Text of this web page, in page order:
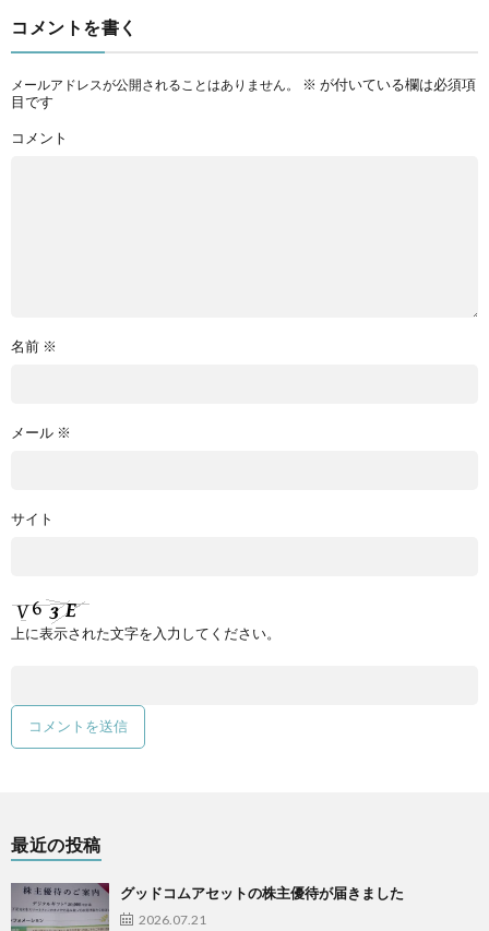
コメントを書く
メールアドレスが公開されることはありません。 ※ が付いている欄は必須項
目です
コメント
名前 ※
メール ※
サイト
上に表示された文字を入力してください。
最近の投稿
グッドコムアセットの株主優待が届きました
2026.07.21